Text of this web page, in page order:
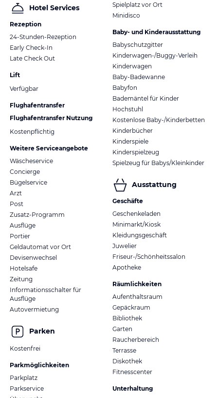
Hotel Services
Rezeption
24-Stunden-Rezeption
Early Check-In
Late Check Out
Lift
Verfügbar
Flughafentransfer
Flughafentransfer Nutzung
Kostenpflichtig
Weitere Serviceangebote
Wäscheservice
Concierge
Bügelservice
Arzt
Post
Zusatz-Programm
Ausflüge
Portier
Geldautomat vor Ort
Devisenwechsel
Hotelsafe
Zeitung
Informationsschalter für
Ausflüge
Autovermietung
Parken
Kostenfrei
Parkmöglichkeiten
Parkplatz
Parkservice
Spielplatz vor Ort
Minidisco
Baby- und Kinderausstattung
Babyschutzgitter
Kinderwagen-/Buggy-Verleih
Kinderwagen
Baby-Badewanne
Babyfon
Bademäntel für Kinder
Hochstuhl
Kostenlose Baby-/Kinderbetten
Kinderbücher
Kinderspiele
Kinderspielzeug
Spielzeug für Babys/Kleinkinder
Ausstattung
Geschäfte
Geschenkeladen
Minimarkt/Kiosk
Kleidungsgeschäft
Juwelier
Friseur-/Schönheitssalon
Apotheke
Räumlichkeiten
Aufenthaltsraum
Gepäckraum
Bibliothek
Garten
Raucherbereich
Terrasse
Diskothek
Fitnesscenter
Unterhaltung